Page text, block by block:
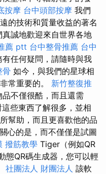
按摩 台中頭部按摩 我們
的技術和質量收益的著名
誠地歡迎來自世界各地
薦 ptt 台中整骨推薦 台中
任何疑問，請隨時與我
骨 如今，與我們的星球相
常重要的。 新竹整復推
不僅很酷，而且還需
這些東西了解很多，並相
幫助，而且更喜歡他的品
心的是，而不僅僅是試圖
撥筋教學 Tiger（例如QR
態QR碼生成器，您可以輕
社團法人 財團法人 該軟